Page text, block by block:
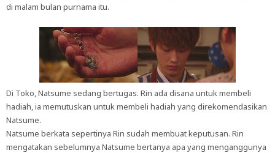
di malam bulan purnama itu.
Di Toko, Natsume sedang bertugas. Rin ada disana untuk membeli
hadiah, ia memutuskan untuk membeli hadiah yang direkomendasikan
Natsume.
Natsume berkata sepertinya Rin sudah membuat keputusan. Rin
mengatakan sebelumnya Natsume bertanya apa yang menganggunya